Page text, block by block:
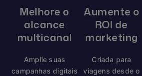
Melhore o
alcance
multicanal
Amplie suas
campanhas digitais
Aumente o
ROI de
marketing
Criada para
viagens desde o